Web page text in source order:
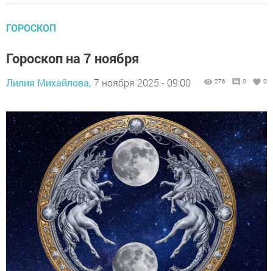
ГОРОСКОП
Гороскоп на 7 ноября
Лилия Михайлова, 7 ноября 2025 - 09:00 276 0 0